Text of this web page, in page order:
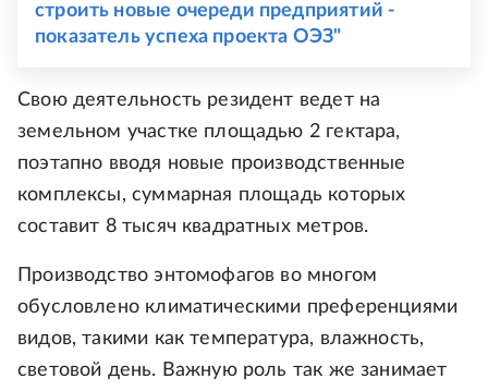
строить новые очереди предприятий -
показатель успеха проекта ОЭЗ"
Свою деятельность резидент ведет на
земельном участке площадью 2 гектара,
поэтапно вводя новые производственные
комплексы, суммарная площадь которых
составит 8 тысяч квадратных метров.
Производство энтомофагов во многом
обусловлено климатическими преференциями
видов, такими как температура, влажность,
световой день. Важную роль так же занимает